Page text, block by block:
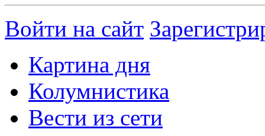
Войти на сайт
Картина дня
Колумнистика
Вести из сети